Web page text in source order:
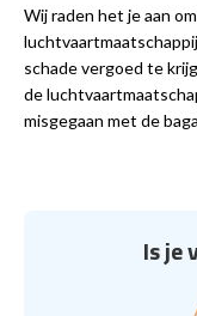
Wij raden het je aan
schade vergoed te
de
misgegaan met de
Is je